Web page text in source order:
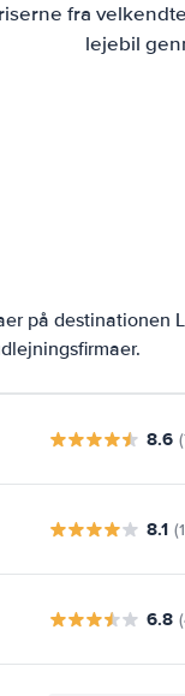
fra
lejebil
på destinationen
8.6
8.1
6.8